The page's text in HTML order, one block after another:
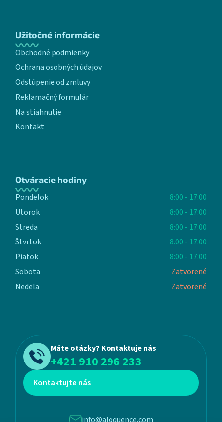
Užitočné informácie
Obchodné podmienky
Ochrana osobných údajov
Odstúpenie od zmluvy
Reklamačný formulár
Na stiahnutie
Kontakt
Otváracie hodiny
Pondelok
8:00 - 17:00
Utorok
8:00 - 17:00
Streda
8:00 - 17:00
Štvrtok
8:00 - 17:00
Piatok
8:00 - 17:00
Sobota
Zatvorené
Nedela
Zatvorené
Máte otázky? Kontaktuje nás
+421 910 296 233
Kontaktujte nás
info@aloquence.com